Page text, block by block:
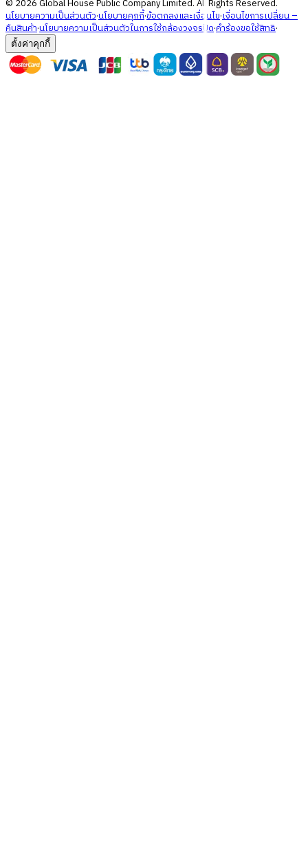
© 2026Global House Public Company Limited. All Rights Reserved.
นโยบายความเป็นส่วนตัว·นโยบายคุกกี้·ข้อตกลงและเงื่อนไข·เงื่อนไขการเปลี่ยน –
คืนสินค้า·นโยบายความเป็นส่วนตัวในการใช้กล้องวงจรปิด·คำร้องขอใช้สิทธิ·
ตั้งค่าคุกกี้